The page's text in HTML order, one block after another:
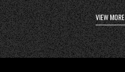
VIEW MORE